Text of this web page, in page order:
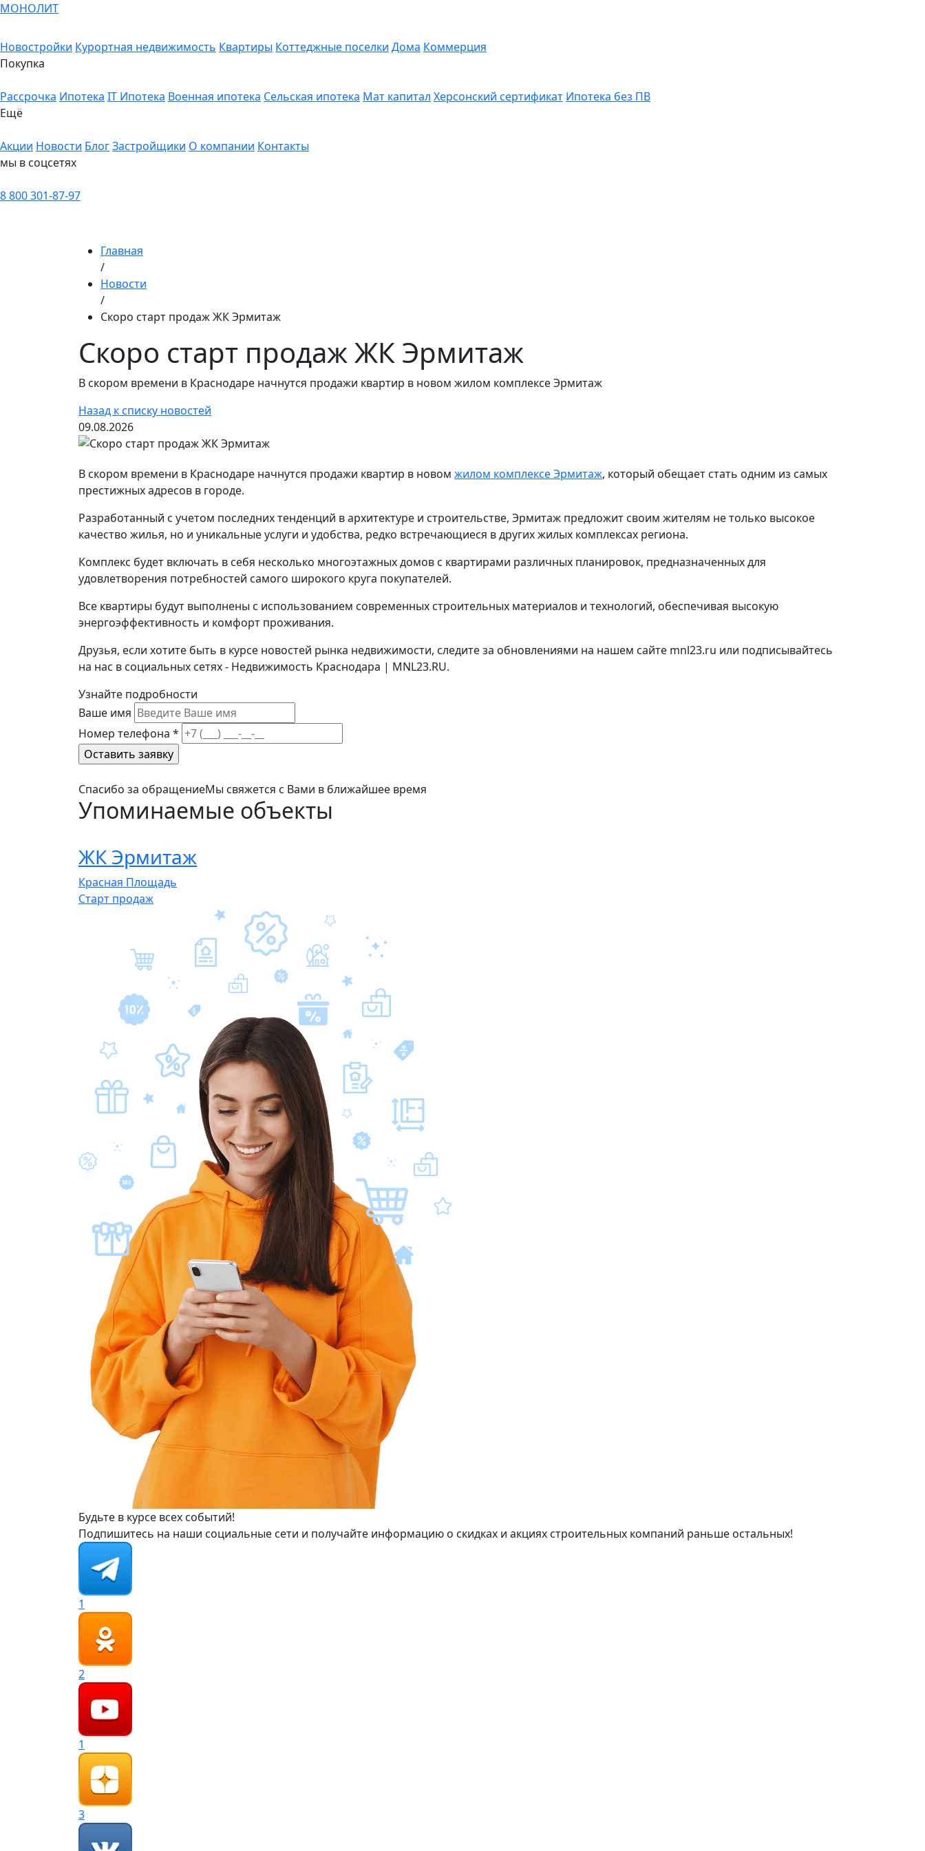
МОНОЛИТ
Новостройки Курортная недвижимость Квартиры Коттеджные поселки Дома Коммерция
Покупка
Рассрочка Ипотека IT Ипотека Военная ипотека Сельская ипотека Мат капитал Херсонский сертификат Ипотека без ПВ
Ещё
Акции Новости БлогЗастройщики О компании Контакты
мы в соцсетях
8 800 301-87-97
Главная
/
Новости
/
Скоро старт продаж ЖК Эрмитаж
Скоро старт продаж ЖК Эрмитаж
В скором времени в Краснодаре начнутся продажи квартир в новом жилом комплексе Эрмитаж
Назад к списку новостей
09.08.2026
В скором времени в Краснодаре начнутся продажи квартир в новом жилом комплексе Эрмитаж, который обещает стать одним из самых
престижных адресов в городе.
Разработанный с учетом последних тенденций в архитектуре и строительстве, Эрмитаж предложит своим жителям не только высокое
качество жилья, но и уникальные услуги и удобства, редко встречающиеся в других жилых комплексах региона.
Комплекс будет включать в себя несколько многоэтажных домов с квартирами различных планировок, предназначенных для
удовлетворения потребностей самого широкого круга покупателей.
Все квартиры будут выполнены с использованием современных строительных материалов и технологий, обеспечивая высокую
энергоэффективность и комфорт проживания.
Друзья, если хотите быть в курсе новостей рынка недвижимости, следите за обновлениями на нашем сайте mnl23.ru или подписывайтесь
на нас в социальных сетях - Недвижимость Краснодара | MNL23.RU.
Узнайте подробности
Ваше имя
Номер телефона *
Спасибо за обращениеМы свяжется с Вами в ближайшее время
Упоминаемые объекты
ЖК Эрмитаж
Красная Площадь
Cтарт продаж
Будьте в курсе всех событий!
Подпишитесь на наши социальные сети и получайте информацию о скидках и акциях строительных компаний раньше остальных!
1
2
1
3